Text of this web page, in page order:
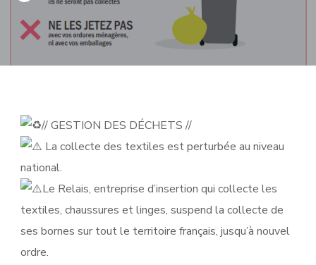
// GESTION DES DÉCHETS //
La collecte des textiles est perturbée au niveau
national.
Le Relais, entreprise d’insertion qui collecte les
textiles, chaussures et linges, suspend la collecte de
ses bornes sur tout le territoire français, jusqu’à nouvel
ordre.